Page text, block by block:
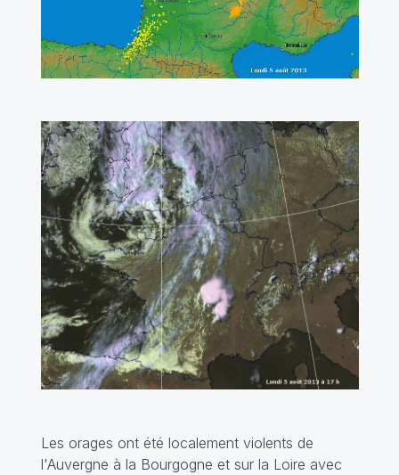
Les orages ont été localement violents de
l'Auvergne à la Bourgogne et sur la Loire avec